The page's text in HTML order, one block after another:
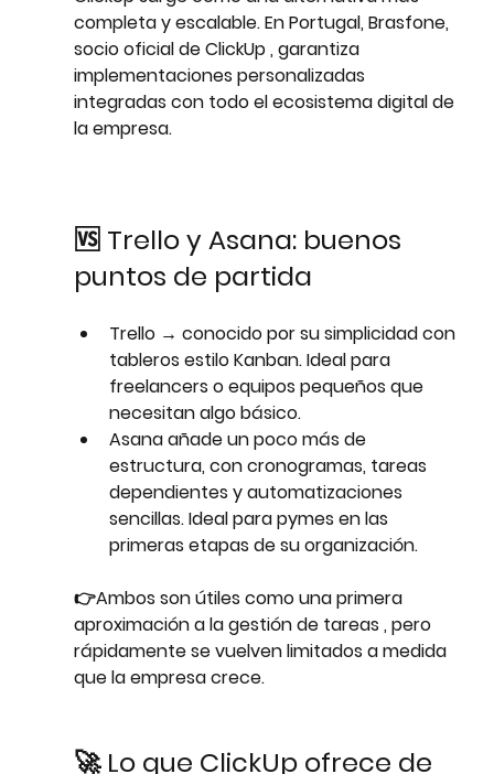
completa y escalable. En Portugal, Brasfone,
socio oficial de ClickUp , garantiza
implementaciones personalizadas
integradas con todo el ecosistema digital de
la empresa.
🆚 Trello y Asana: buenos
puntos de partida
Trello → conocido por su simplicidad con
tableros estilo Kanban. Ideal para
freelancers o equipos pequeños que
necesitan algo básico.
Asana añade un poco más de
estructura, con cronogramas, tareas
dependientes y automatizaciones
sencillas. Ideal para pymes en las
primeras etapas de su organización.
👉Ambos son útiles como una primera
aproximación a la gestión de tareas , pero
rápidamente se vuelven limitados a medida
que la empresa crece.
🚀 Lo que ClickUp ofrece de